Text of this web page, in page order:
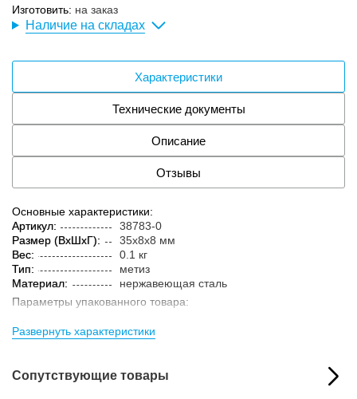
Изготовить: на заказ
Наличие на складах
Характеристики
Технические документы
Описание
Отзывы
Основные характеристики:
Артикул:
38783-0
Размер (ВxШxГ):
35x8x8 мм
Вес:
0.1 кг
Тип:
метиз
Материал:
нержавеющая сталь
Параметры упакованного товара:
Вес:
0.2 кг
Развернуть характеристики
Сопутствующие товары